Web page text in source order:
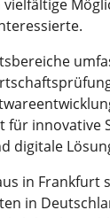
für innovative
digitale
in Frankfurt
in